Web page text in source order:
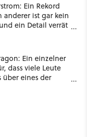
Ein Rekord
anderer ist gar kein
ein Detail verrät
Ein einzelner
dass viele Leute
eines der